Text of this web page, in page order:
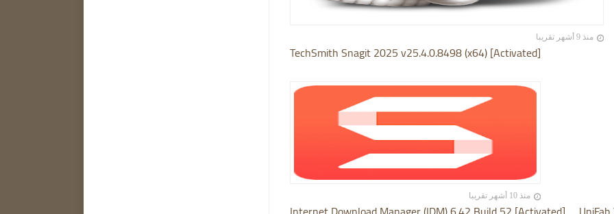
منذ 9 أشهر تقريبا
TechSmith Snagit 2025 v25.4.0.8498 (x64) [Activated]
منذ 10 أشهر تقريبا